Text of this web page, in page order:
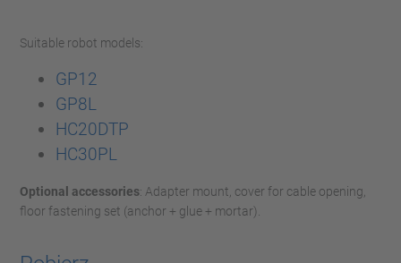
Suitable robot models:
GP12
GP8L
HC20DTP
HC30PL
Optional accessories: Adapter mount, cover for cable opening,
floor fastening set (anchor + glue + mortar).